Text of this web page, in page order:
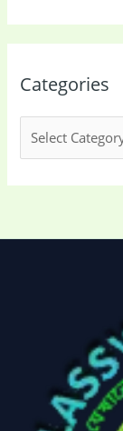
Categories